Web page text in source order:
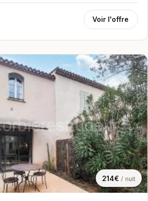
Voir l'offre
214€ / nuit